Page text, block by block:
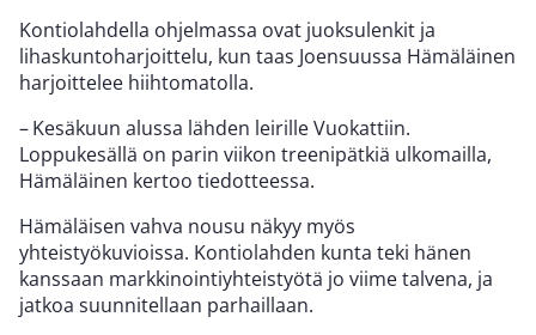
Kontiolahdella ohjelmassa ovat juoksulenkit ja
lihaskuntoharjoittelu, kun taas Joensuussa Hämäläinen
harjoittelee hiihtomatolla.
– Kesäkuun alussa lähden leirille Vuokattiin.
Loppukesällä on parin viikon treenipätkiä ulkomailla,
Hämäläinen kertoo tiedotteessa.
Hämäläisen vahva nousu näkyy myös
yhteistyökuvioissa. Kontiolahden kunta teki hänen
kanssaan markkinointiyhteistyötä jo viime talvena, ja
jatkoa suunnitellaan parhaillaan.